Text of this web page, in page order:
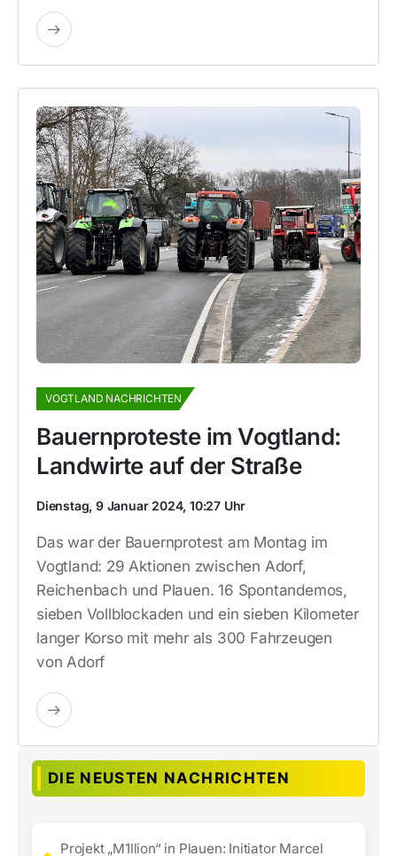
VOGTLAND NACHRICHTEN
Bauernproteste im Vogtland:
Landwirte auf der Straße
Dienstag, 9 Januar 2024, 10:27 Uhr
Das war der Bauernprotest am Montag im
Vogtland: 29 Aktionen zwischen Adorf,
Reichenbach und Plauen. 16 Spontandemos,
sieben Vollblockaden und ein sieben Kilometer
langer Korso mit mehr als 300 Fahrzeugen
von Adorf
DIE NEUSTEN NACHRICHTEN
Projekt „M1llion“ in Plauen: Initiator Marcel